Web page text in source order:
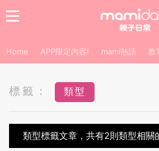
Home APP限定內容! mami熱話 教
標籤： 類型
類型標籤文章，共有2則類型相關